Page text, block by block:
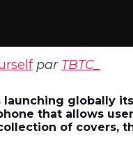
par TBTC_
launching globally
that allows
of covers,